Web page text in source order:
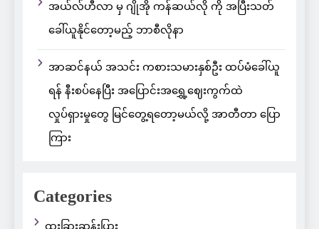
အယ်လ်ဟီလာ မှ ဂျိုအို ကန်ဆယ်လို ကို အပြီးသတ်
ခေါ်ယူနိုင်တော့မည့် ဘာစီလိုနာ
အာဆင်နယ် အသင်း ကစားသမားနှစ်ဦး ထပ်မံခေါ်ယူ
ရန် နီးစပ်နေပြီး အပြောင်းအရွှေ့ဈေးကွက်ထဲ
လှုပ်ရှားမှုတွေ မြင်တွေ့ရတော့မယ်လို့ အာတီတာ ပြော
ကြား
Categories
ထူးခြားဆန်းပြား